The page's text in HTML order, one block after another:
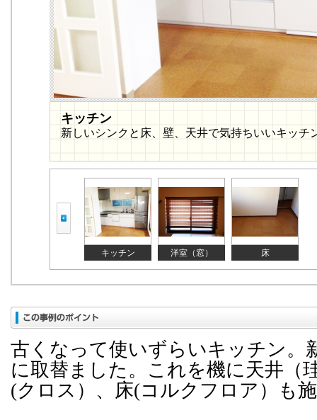
キッチン
新しいシンクと床、壁、天井で気持ちいいキッチ
キッチン 洋室（窓） 床
古くなって使いずらいキッチン。
に取替ました。これを機に天井（
(クロス）、床(コルクフロア）も